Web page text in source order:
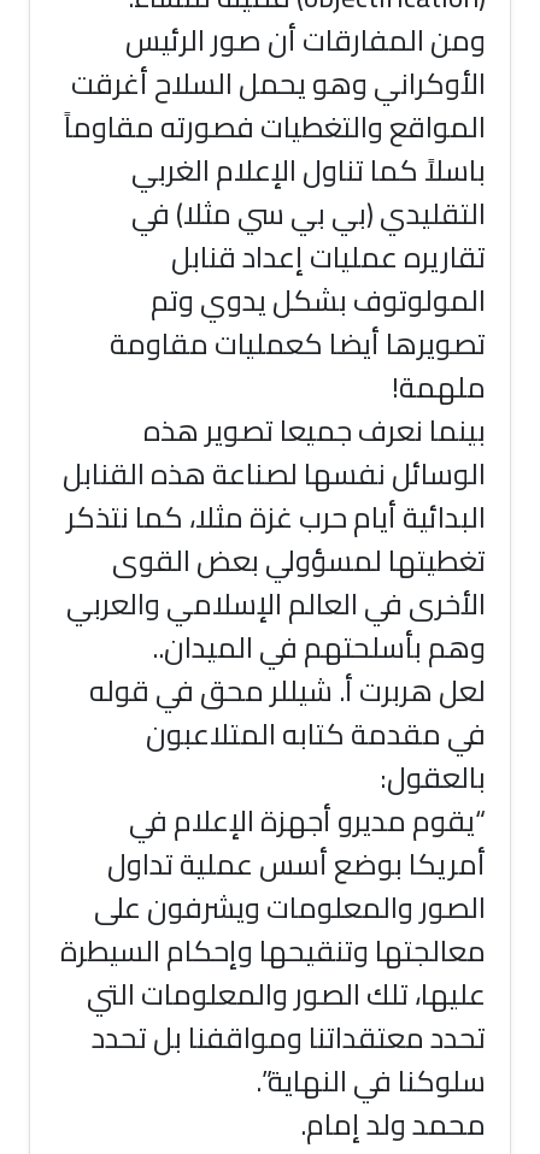
ومن المفارقات أن صور الرئيس
الأوكراني وهو يحمل السلاح أغرقت
المواقع والتغطيات فصورته مقاوماً
باسلاً كما تناول الإعلام الغربي
التقليدي (بي بي سي مثلا) في
تقاريره عمليات إعداد قنابل
المولوتوف بشكل يدوي وتم
تصويرها أيضا كعمليات مقاومة
ملهمة!
بينما نعرف جميعا تصوير هذه
الوسائل نفسها لصناعة هذه القنابل
البدائية أيام حرب غزة مثلا، كما نتذكر
تغطيتها لمسؤولي بعض القوى
الأخرى في العالم الإسلامي والعربي
وهم بأسلحتهم في الميدان..
لعل هربرت أ. شيللر محق في قوله
في مقدمة كتابه المتلاعبون
بالعقول:
“يقوم مديرو أجهزة الإعلام في
أمريكا بوضع أسس عملية تداول
الصور والمعلومات ويشرفون على
معالجتها وتنقيحها وإحكام السيطرة
عليها، تلك الصور والمعلومات التي
تحدد معتقداتنا ومواقفنا بل تحدد
سلوكنا في النهاية”.
محمد ولد إمام.